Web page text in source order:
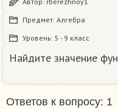
Предмет: Алгебра
Уровень: 5 - 9 класс
Найдите значение
Ответов к вопросу: 1